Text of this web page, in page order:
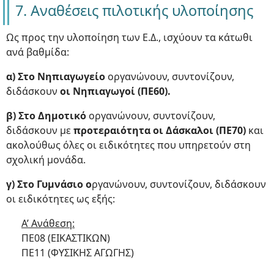
7. Αναθέσεις πιλοτικής υλοποίησης
Ως προς την υλοποίηση των Ε.Δ., ισχύουν τα κάτωθι
ανά βαθμίδα:
α) Στο Νηπιαγωγείο οργανώνουν, συντονίζουν,
διδάσκουν οι Νηπιαγωγοί (ΠΕ60).
β) Στο Δημοτικό οργανώνουν, συντονίζουν,
διδάσκουν μεπροτεραιότητα οι Δάσκαλοι (ΠΕ70) και
ακολούθως όλες οι ειδικότητες που υπηρετούν στη
σχολική μονάδα.
γ) Στο Γυμνάσιο οργανώνουν, συντονίζουν, διδάσκουν
οι ειδικότητες ως εξής:
Α’ Ανάθεση:
ΠΕ08 (ΕΙΚΑΣΤΙΚΩΝ)
ΠΕ11 (ΦΥΣΙΚΗΣ ΑΓΩΓΗΣ)